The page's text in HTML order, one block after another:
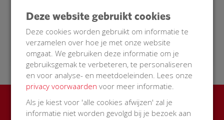
28 Nov 2018 16:37 uur
Ook een BuurtAED in jouw
Deze website gebruikt cookies
Deze cookies worden gebruikt om informatie te
verzamelen over hoe je met onze website
omgaat. We gebruiken deze informatie om je
gebruiksgemak te verbeteren, te personaliseren
en voor analyse- en meetdoeleinden. Lees onze
privacy voorwaarden voor meer informatie.
Als je kiest voor 'alle cookies afwijzen' zal je
informatie niet worden gevolgd bij je bezoek aan